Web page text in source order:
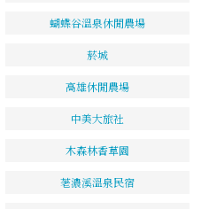
蝴蝶谷溫泉休閒農場
菸城
高雄休閒農場
中美大旅社
木森林香草園
荖濃溪溫泉民宿